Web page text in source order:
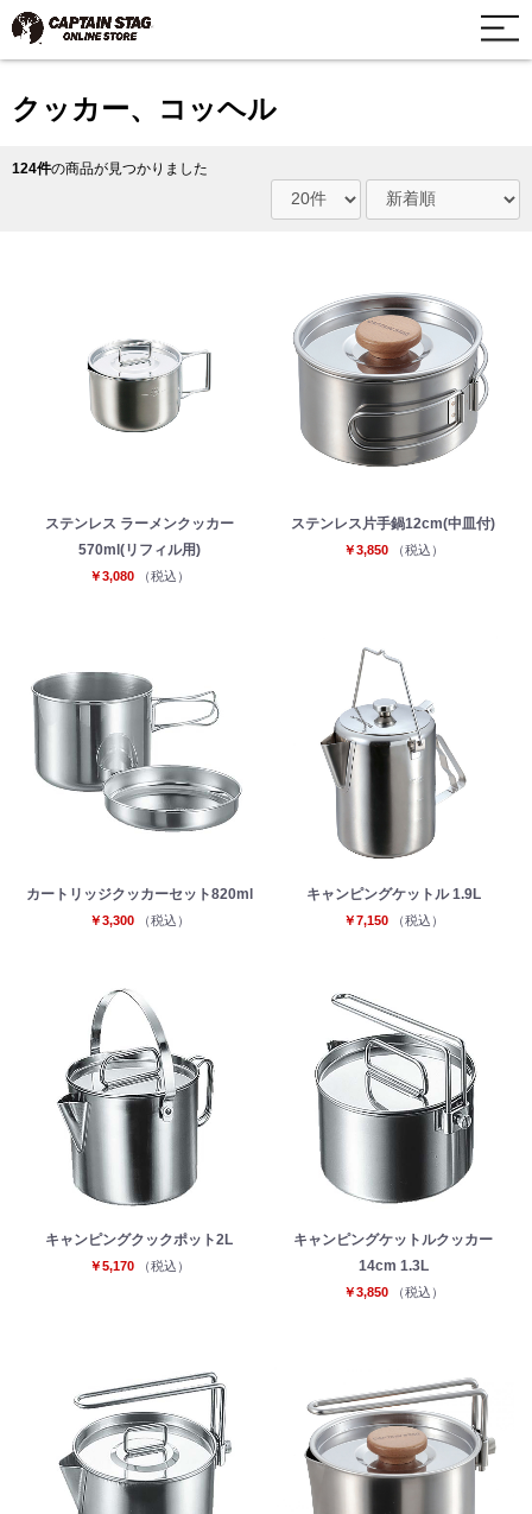
クッカー、コッヘル
124件の商品が見つかりました
ステンレス ラーメンクッカー
570ml(リフィル用)
￥3,080 （税込）
ステンレス片手鍋12cm(中皿付)
￥3,850 （税込）
カートリッジクッカーセット820ml
￥3,300 （税込）
キャンピングケットル 1.9L
￥7,150 （税込）
キャンピングクックポット2L
￥5,170 （税込）
キャンピングケットルクッカー
14cm 1.3L
￥3,850 （税込）